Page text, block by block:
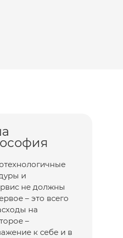
и
не должны
– это всего
на
–
к себе и в